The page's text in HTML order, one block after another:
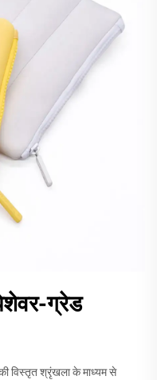
ग्रेड
विस्तृत श्रृंखला के माध्यम से